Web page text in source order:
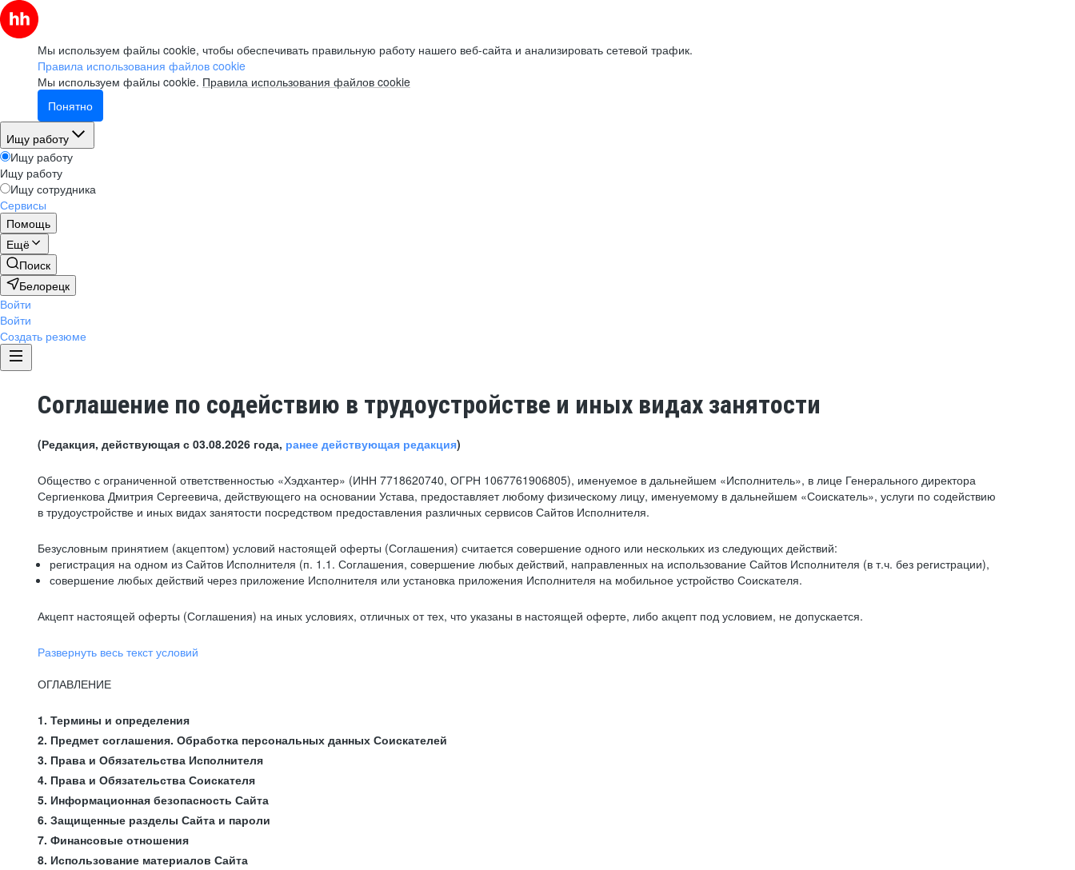
Мы используем файлы cookie, чтобы обеспечивать правильную работу нашего веб-сайта и анализировать сетевой трафик.
Правила использования файлов cookie
Мы используем файлы cookie. Правила использования файлов cookie
Понятно
Ищу работу
Ищу работу
Ищу работу
Ищу сотрудника
Сервисы
Помощь
Ещё
Поиск
Белорецк
Войти
Войти
Создать резюме
Соглашение по содействию в трудоустройстве и иных видах занятости
(Редакция, действующая с 03.08.2026 года, ранее действующая редакция)
Общество с ограниченной ответственностью «Хэдхантер» (ИНН 7718620740, ОГРН 1067761906805), именуемое в дальнейшем «Исполнитель», в лице Генерального директора
Сергиенкова Дмитрия Сергеевича, действующего на основании Устава, предоставляет любому физическому лицу, именуемому в дальнейшем «Соискатель», услуги по содействию
в трудоустройстве и иных видах занятости посредством предоставления различных сервисов Сайтов Исполнителя.
Безусловным принятием (акцептом) условий настоящей оферты (Соглашения) считается совершение одного или нескольких из следующих действий:
регистрация на одном из Сайтов Исполнителя (п. 1.1. Соглашения, совершение любых действий, направленных на использование Сайтов Исполнителя (в т.ч. без регистрации),
совершение любых действий через приложение Исполнителя или установка приложения Исполнителя на мобильное устройство Соискателя.
Акцепт настоящей оферты (Соглашения) на иных условиях, отличных от тех, что указаны в настоящей оферте, либо акцепт под условием, не допускается.
Развернуть весь текст условий
ОГЛАВЛЕНИЕ
1. Термины и определения
2. Предмет соглашения. Обработка персональных данных Соискателей
3. Права и Обязательства Исполнителя
4. Права и Обязательства Соискателя
5. Информационная безопасность Сайта
6. Защищенные разделы Сайта и пароли
7. Финансовые отношения
8. Использование материалов Сайта